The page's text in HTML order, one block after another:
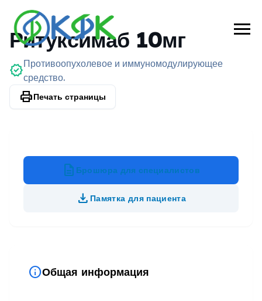
Ритуксимаб 10мг
verifiedПротивоопухолевое и иммуномодулирующее
средство.
printПечать страницы
description Брошюра для специалистов
file_download Памятка для пациента
infoОбщая информация